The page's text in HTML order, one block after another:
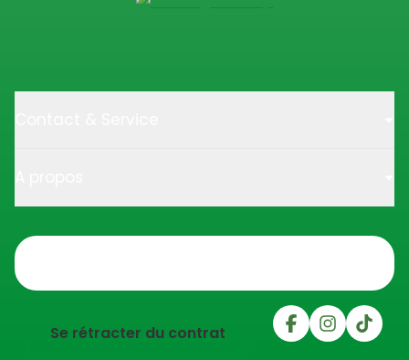
Se rétracter du contrat